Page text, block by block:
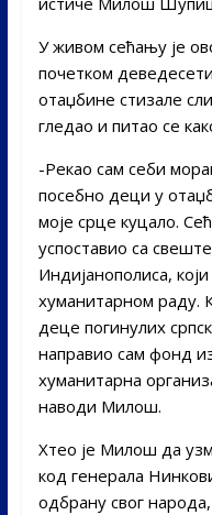
У живом сећању је
почетком
отаџбине стизале
гледао и питао се
-Рекао сам себи
посебно деци у
моје срце куцало.
успоставио са
Индијанополиса,
хуманитарном раду.
деце погинулих
направио сам фонд
хуманитарна
наводи Милош.
Хтео је Милош да
код генерала
одбрану свог